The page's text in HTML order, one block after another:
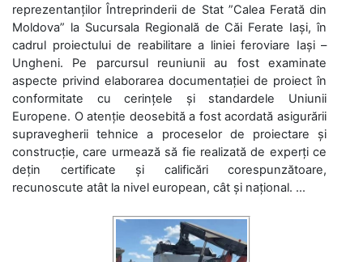
reprezentanților Întreprinderii de Stat ”Calea Ferată din
Moldova” la Sucursala Regională de Căi Ferate Iași, în
cadrul proiectului de reabilitare a liniei feroviare Iași –
Ungheni. Pe parcursul reuniunii au fost examinate
aspecte privind elaborarea documentației de proiect în
conformitate cu cerințele și standardele Uniunii
Europene. O atenție deosebită a fost acordată asigurării
supravegherii tehnice a proceselor de proiectare și
construcție, care urmează să fie realizată de experți ce
dețin certificate și calificări corespunzătoare,
recunoscute atât la nivel european, cât și național. ...